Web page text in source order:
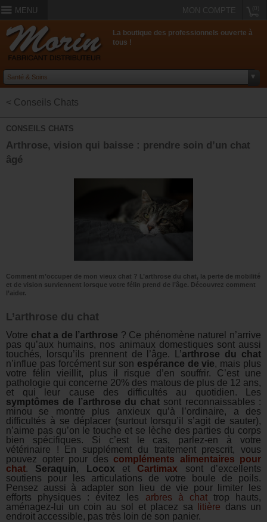
MENU MON COMPTE
La boutique des professionnels ouverte à
tous !
< Conseils Chats
CONSEILS CHATS
Arthrose, vision qui baisse : prendre soin d’un chat
âgé
Comment m’occuper de mon vieux chat ? L’arthrose du chat, la perte de mobilité
et de vision surviennent lorsque votre félin prend de l’âge. Découvrez comment
l’aider.
L’arthrose du chat
Votre chat a de l’arthrose ? Ce phénomène naturel n’arrive
pas qu’aux humains, nos animaux domestiques sont aussi
touchés, lorsqu’ils prennent de l’âge. L’arthrose du chat
n’influe pas forcément sur son espérance de vie, mais plus
votre félin vieillit, plus il risque d’en souffrir. C’est une
pathologie qui concerne 20% des matous de plus de 12 ans,
et qui leur cause des difficultés au quotidien. Les
symptômes de l’arthrose du chat sont reconnaissables :
minou se montre plus anxieux qu’à l’ordinaire, a des
difficultés à se déplacer (surtout lorsqu’il s’agit de sauter),
n’aime pas qu’on le touche et se lèche des parties du corps
bien spécifiques. Si c’est le cas, parlez-en à votre
vétérinaire ! En supplément du traitement prescrit, vous
pouvez opter pour des compléments alimentaires pour
chat. Seraquin, Locox et Cartimax
sont d’excellents
soutiens pour les articulations de votre boule de poils.
Pensez aussi à adapter son lieu de vie pour limiter les
efforts physiques : évitez les arbres à chattrop hauts,
aménagez-lui un coin au sol et placez sa
litière dans un
endroit accessible, pas très loin de son panier.